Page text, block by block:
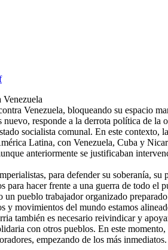
Venezuela
Venezuela, bloqueando su espacio
responde a la derrota política de la
socialista comunal. En este contexto,
Latina, con Venezuela, Cuba y
anteriormente se justificaban
para defender su soberanía,
para hacer frente a una guerra de todo el
pueblo trabajador organizado
y movimientos del mundo estamos
también es necesario reivindicar y
con otros pueblos. En este
empezando de los más inmediatos.